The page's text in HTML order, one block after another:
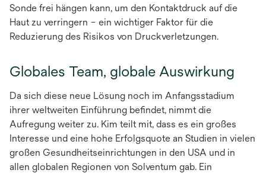
Sonde frei hängen kann, um den Kontaktdruck auf die
Haut zu verringern – ein wichtiger Faktor für die
Reduzierung des Risikos von Druckverletzungen.
Globales Team, globale Auswirkung
Da sich diese neue Lösung noch im Anfangsstadium
ihrer weltweiten Einführung befindet, nimmt die
Aufregung weiter zu. Kim teilt mit, dass es ein großes
Interesse und eine hohe Erfolgsquote an Studien in vielen
großen Gesundheitseinrichtungen in den USA und in
allen globalen Regionen von Solventum gab. Ein